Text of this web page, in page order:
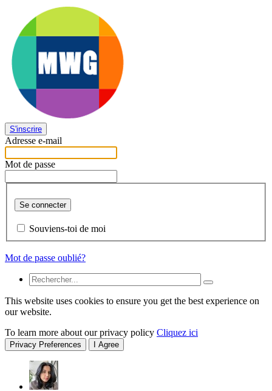
S'inscrire
Adresse e-mail
Mot de passe
Se connecter
Souviens-toi de moi
Mot de passe oublié?
This website uses cookies to ensure you get the best experience on
our website.
To learn more about our privacy policy Cliquez ici
Privacy Preferences I Agree